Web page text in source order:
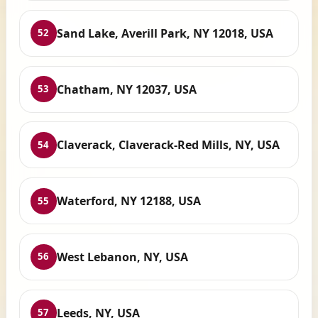
52 Sand Lake, Averill Park, NY 12018, USA
53 Chatham, NY 12037, USA
54 Claverack, Claverack-Red Mills, NY, USA
55 Waterford, NY 12188, USA
56 West Lebanon, NY, USA
57 Leeds, NY, USA